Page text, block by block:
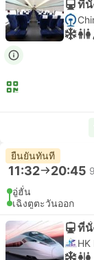
ที่นั่
ยืนยันทันที
11:32 20:45
อู่ฮั่น
เฉิงตูตะวันออก
ที่นั่
HK